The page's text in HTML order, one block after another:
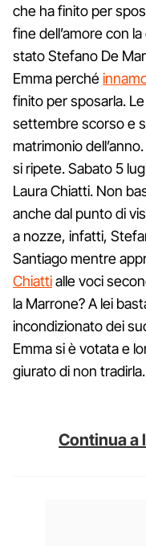
che ha finito per
fine dell’amore con
stato Stefano De
Emma perché
finito per sposarla.
settembre scorso e
matrimonio
si ripete. Sabato 5
Laura Chiatti. Non
anche dal punto di
a nozze, infatti,
Santiago mentre
Chiattialle voci
la Marrone? A lei
incondizionato dei
Emma si è votata e
giurato di non tradirla.
Continua a